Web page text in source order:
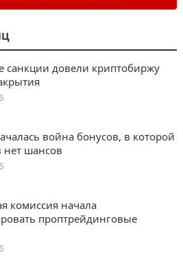
санкции довели криптобиржу
война бонусов, в которой
нет шансов
комиссия начала
проптрейдинговые